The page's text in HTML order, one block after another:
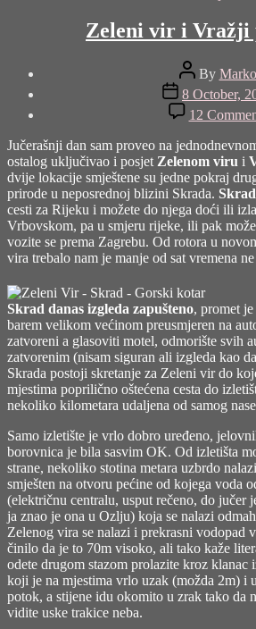
Zeleni vir i Vražji
Post
author
By Marko
Post
date
8 October,
12
Jučerašnji dan sam proveo na
ostalog uključivao i posjet Zelenom viru i
dvije lokacije smještene su jedne pokraj
prirode u neposrednoj blizini Skrada. Skrad
cesti za Rijeku i možete do njega doći ili
Vrbovskom, pa u smjeru rijeke, ili pak
vozite se prema Zagrebu. Od rotora u
vira trebalo nam je manje od sat vremena
Skrad danas izgleda zapušteno, promet
barem velikom većinom preusmjeren na
zatvoreni a glasoviti motel, odmorište svih
zatvorenim (nisam siguran ali izgleda kao
Skrada postoji skretanje za Zeleni vir do
mjestima poprilično oštećena cesta do
nekoliko kilometara udaljena od samog
Samo izletište je vrlo dobro uređeno,
borovnica je bila sasvim OK. Od izletišta
strane, nekoliko stotina metara uzbrdo
smješten na otvoru pećine od kojega voda
(električnu centralu, usput rečeno, do jučer
ja znao je ona u Ozlju) koja se nalazi
Zelenog vira se nalazi i prekrasni vodopad
činilo da je to 70m visoko, ali tako kaže
odete drugom stazom prolazite kroz klanac
koji je na mjestima vrlo uzak (možda 2m) i
potok, a stijene idu okomito u zrak tako da
vidite uske trakice neba.